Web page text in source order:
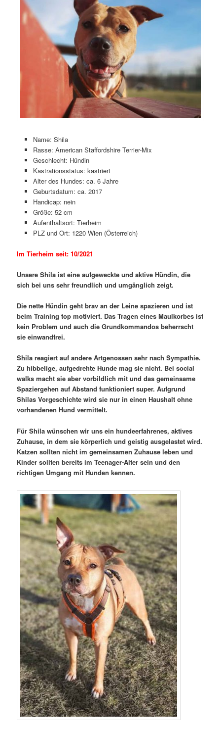
Name: Shila
Rasse: American Staffordshire Terrier-Mix
Geschlecht: Hündin
Kastrationsstatus: kastriert
Alter des Hundes: ca. 6 Jahre
Geburtsdatum: ca. 2017
Handicap: nein
Größe: 52 cm
Aufenthaltsort: Tierheim
PLZ und Ort: 1220 Wien (Österreich)
Im Tierheim seit: 10/2021
Unsere Shila ist eine aufgeweckte und aktive Hündin, die
sich bei uns sehr freundlich und umgänglich zeigt.
Die nette Hündin geht brav an der Leine spazieren und ist
beim Training top motiviert. Das Tragen eines Maulkorbes ist
kein Problem und auch die Grundkommandos beherrscht
sie einwandfrei.
Shila reagiert auf andere Artgenossen sehr nach Sympathie.
Zu hibbelige, aufgedrehte Hunde mag sie nicht. Bei social
walks macht sie aber vorbildlich mit und das gemeinsame
Spaziergehen auf Abstand funktioniert super. Aufgrund
Shilas Vorgeschichte wird sie nur in einen Haushalt ohne
vorhandenen Hund vermittelt.
Für Shila wünschen wir uns ein hundeerfahrenes, aktives
Zuhause, in dem sie körperlich und geistig ausgelastet wird.
Katzen sollten nicht im gemeinsamen Zuhause leben und
Kinder sollten bereits im Teenager-Alter sein und den
richtigen Umgang mit Hunden kennen.